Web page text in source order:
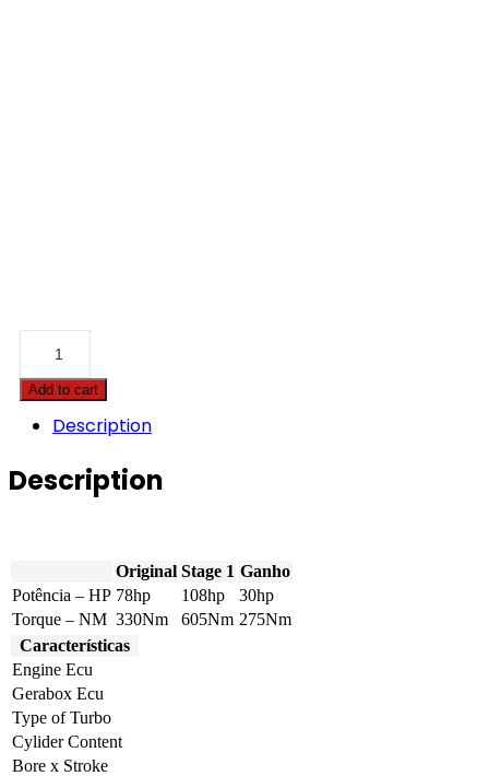
Quantum
-
3B
78hp
Add to cart
Description
Description
Original Stage 1 Ganho
Potência – HP 78hp 108hp
30hp
Torque – NM 330Nm 605Nm 275Nm
Características
Engine Ecu
Gerabox Ecu
Type of Turbo
Cylider Content
Bore x Stroke